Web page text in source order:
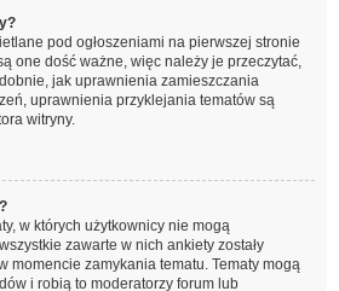
pod ogłoszeniami na pierwszej stronie
one dość ważne, więc należy je przeczytać,
jak uprawnienia zamieszczania
uprawnienia przyklejania tematów są
witryny.
w których użytkownicy nie mogą
zawarte w nich ankiety zostały
momencie zamykania tematu. Tematy mogą
i robią to moderatorzy forum lub